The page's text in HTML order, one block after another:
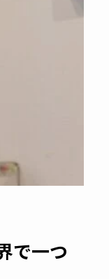
で一つ